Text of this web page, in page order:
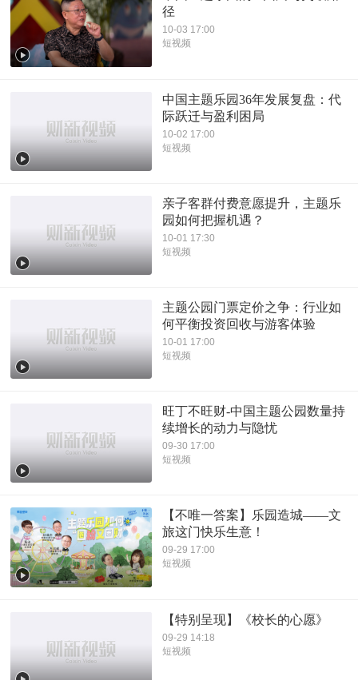
径
10-03 17:00
短视频
中国主题乐园36年发展复盘：代
际跃迁与盈利困局
10-02 17:00
短视频
亲子客群付费意愿提升，主题乐
园如何把握机遇？
10-01 17:30
短视频
主题公园门票定价之争：行业如
何平衡投资回收与游客体验
10-01 17:00
短视频
旺丁不旺财-中国主题公园数量持
续增长的动力与隐忧
09-30 17:00
短视频
【不唯一答案】乐园造城——文
旅这门快乐生意！
09-29 17:00
短视频
【特别呈现】《校长的心愿》
09-29 14:18
短视频